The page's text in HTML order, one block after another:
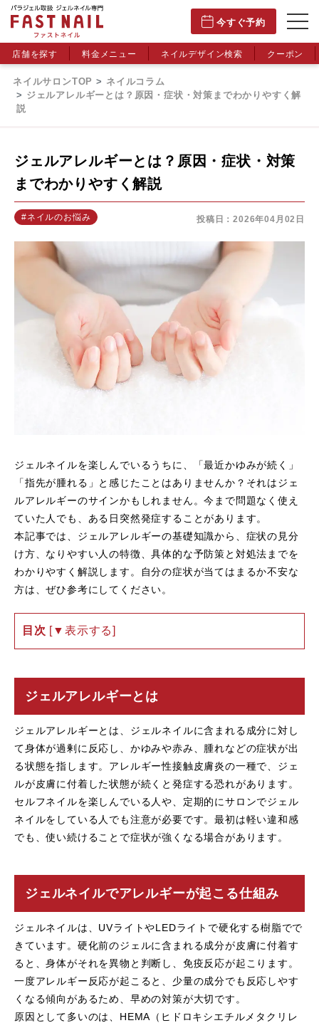
今すぐ予約
店舗を探す 料金メニュー ネイルデザイン検索 クーポン
ネイルサロンTOP
ネイルコラム
ジェルアレルギーとは？原因・症状・対策までわかりやすく解
説
ジェルアレルギーとは？原因・症状・対策
までわかりやすく解説
#ネイルのお悩み 投稿日：2026年04月02日
ジェルネイルを楽しんでいるうちに、「最近かゆみが続く」
「指先が腫れる」と感じたことはありませんか？それはジェ
ルアレルギーのサインかもしれません。今まで問題なく使え
ていた人でも、ある日突然発症することがあります。
本記事では、ジェルアレルギーの基礎知識から、症状の見分
け方、なりやすい人の特徴、具体的な予防策と対処法までを
わかりやすく解説します。自分の症状が当てはまるか不安な
方は、ぜひ参考にしてください。
目次
ジェルアレルギーとは
ジェルアレルギーとは、ジェルネイルに含まれる成分に対し
て身体が過剰に反応し、かゆみや赤み、腫れなどの症状が出
る状態を指します。アレルギー性接触皮膚炎の一種で、ジェ
ルが皮膚に付着した状態が続くと発症する恐れがあります。
セルフネイルを楽しんでいる人や、定期的にサロンでジェル
ネイルをしている人でも注意が必要です。最初は軽い違和感
でも、使い続けることで症状が強くなる場合があります。
ジェルネイルでアレルギーが起こる仕組み
ジェルネイルは、UVライトやLEDライトで硬化する樹脂でで
きています。硬化前のジェルに含まれる成分が皮膚に付着す
ると、身体がそれを異物と判断し、免疫反応が起こります。
一度アレルギー反応が起こると、少量の成分でも反応しやす
くなる傾向があるため、早めの対策が大切です。
原因として多いのは、HEMA（ヒドロキシエチルメタクリレ